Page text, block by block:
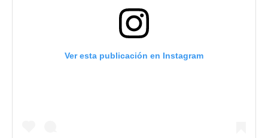
Ver esta publicación en Instagram